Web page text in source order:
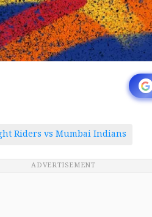
Riders vs Mumbai Indians
ADVERTISEMENT